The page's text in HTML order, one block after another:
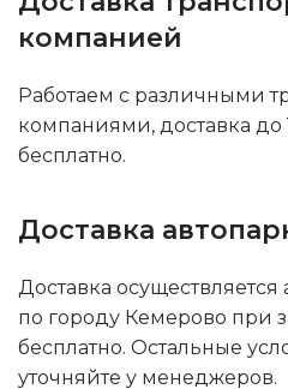
компанией
Работаем с различными
компаниями, доставка до
бесплатно.
Доставка
Доставка
по городу Кемерово при
бесплатно. Остальные
уточняйте у менеджеров.